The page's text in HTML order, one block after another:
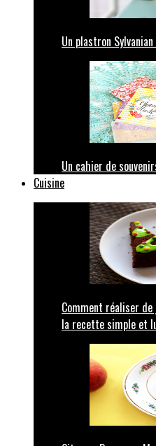
Un plastron
Un cahier de
Cuisine
Comment réaliser
la recette simple et